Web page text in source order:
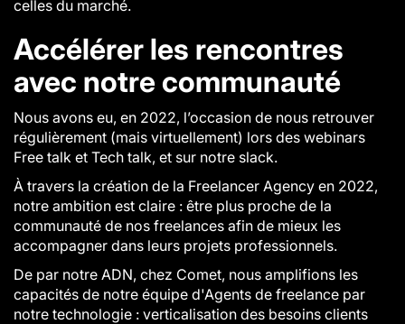
celles du marché.
Accélérer les rencontres
avec notre communauté
Nous avons eu, en 2022, l’occasion de nous retrouver
régulièrement (mais virtuellement) lors des webinars
Free talk et Tech talk, et sur notre slack.
À travers la création de la Freelancer Agency en 2022,
notre ambition est claire : être plus proche de la
communauté de nos freelances afin de mieux les
accompagner dans leurs projets professionnels.
De par notre ADN, chez Comet, nous amplifions les
capacités de notre équipe d'Agents de freelance par
notre technologie : verticalisation des besoins clients